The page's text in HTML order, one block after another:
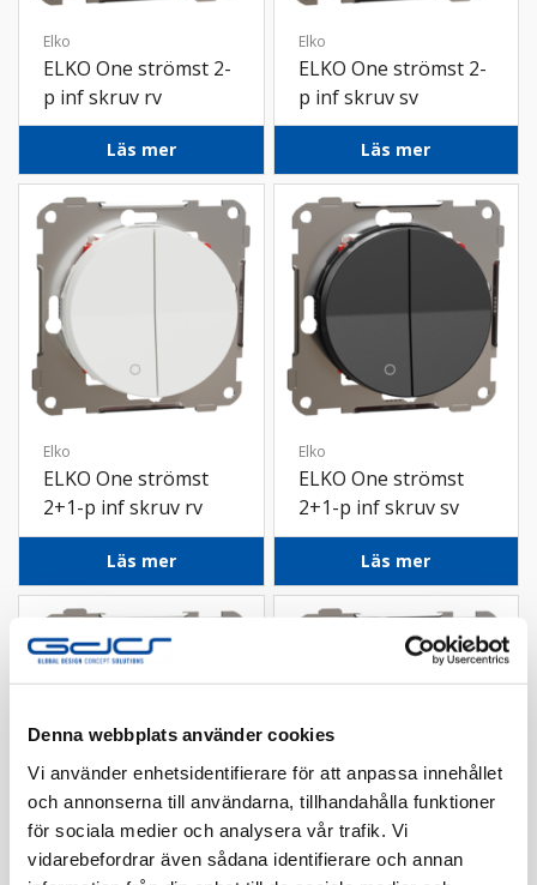
Denna webbplats använder cookies
Vi använder enhetsidentifierare för att anpassa innehållet
och annonserna till användarna, tillhandahålla funktioner
för sociala medier och analysera vår trafik. Vi
vidarebefordrar även sådana identifierare och annan
Elko
ELKO One strömst 2-
p inf skruv rv
Läs mer
Elko
ELKO One strömst 2-
p inf skruv sv
Läs mer
Elko
ELKO One strömst
2+1-p inf skruv rv
Läs mer
Elko
ELKO One strömst
2+1-p inf skruv sv
Läs mer
Elko Elko